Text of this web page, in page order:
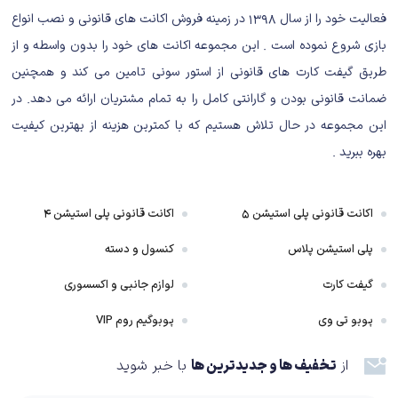
که فورتزا را به یک بازی ریسینگ تمام عیار تبدیل کرده و بااینکه تغییرات کمی در آن
اعمال شده، اما همچنان هیجان‌انگیز است. درواقع فرمول پلی‌گراند گیمز برای این
سری آن‌قدر خوب و کامل است که بتواند با اعمال تغییرات جزئی، کاربران را سرگرم
نگه دارد.
گیم پلی بازی Forza Horizen 5
موردی که در بازی‌های ریسینگ باعث جذابیت گیم‌پلی می‌شود، طراحی ماشین،
می‌گیرید، حتی اگر در یک کلاس باشند، به‌خوبی عملکرد متفاوت هرکدام را متوجه
خواهید شد. شاید با رانندگی آزادانه در محیط آنطور که باید و شاید تفاوت
شتاب، هندلینگ، سرعت اولیه و موارد مشابه چیزهایی هستند که به درستی روی
فعالیت خود را از سال ۱۳۹۸ در زمینه فروش اکانت های قانونی و نصب انواع
بازی شروع نموده است . این مجموعه اکانت های خود را بدون واسطه و از
طریق گیفت کارت های قانونی از استور سونی تامین می کند و همچنین
ضمانت قانونی بودن و گارانتی کامل را به تمام مشتریان ارائه می دهد. در
این مجموعه در حال تلاش هستیم که با کمترین هزینه از بهترین کیفیت
بهره ببرید .
اکانت قانونی پلی استیشن ۵
پلی استیشن پلاس
گیفت کارت
پوبو تی وی
اکانت قانونی پلی استیشن ۴
کنسول و دسته
لوازم جانبی و اکسسوری
پوبوگیم روم VIP
از تخفیف ها و جدیدترین ها با خبر شوید